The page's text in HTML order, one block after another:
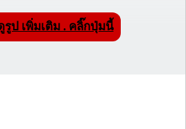
ป เพิ่มเติม . คลิ๊กปุ่มนี้